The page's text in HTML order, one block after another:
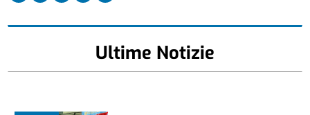
Ultime Notizie